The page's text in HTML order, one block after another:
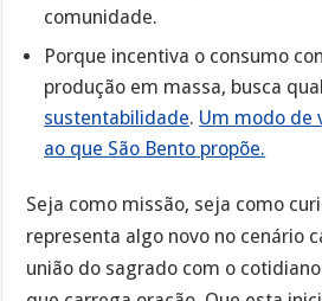
comunidade.
Porque incentiva o consumo
produção em massa, busca
sustentabilidade. Um modo de
ao que São Bento propõe.
Seja como missão, seja como
representa algo novo no cenário
união do sagrado com o